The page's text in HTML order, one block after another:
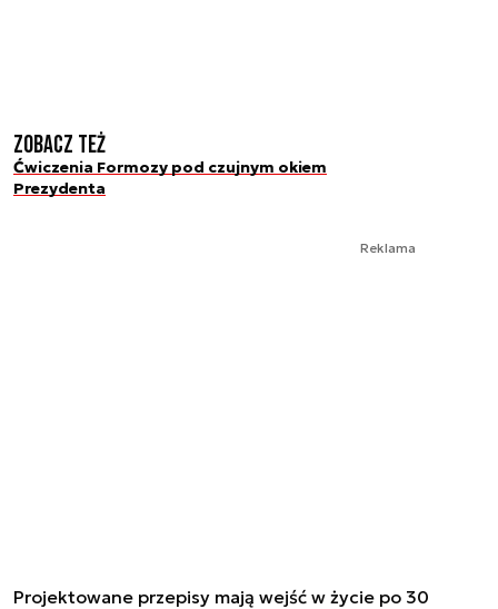
Zobacz też
Ćwiczenia Formozy pod czujnym okiem
Prezydenta
Reklama
Projektowane przepisy mają wejść w życie po 30